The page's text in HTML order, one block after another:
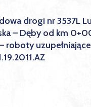
drogi nr 3537L
– Dęby od km
roboty uzupełniające